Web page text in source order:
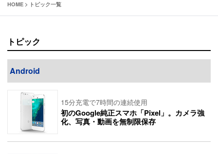
HOME > トピック一覧
トピック
Android
15分充電で7時間の連続使用
初のGoogle純正スマホ「Pixel」。カメラ強
化、写真・動画を無制限保存